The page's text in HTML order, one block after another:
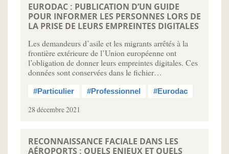
EURODAC : PUBLICATION D’UN GUIDE
POUR INFORMER LES PERSONNES LORS DE
LA PRISE DE LEURS EMPREINTES DIGITALES
Les demandeurs d’asile et les migrants arrêtés à la
frontière extérieure de l’Union européenne ont
l’obligation de donner leurs empreintes digitales. Ces
données sont conservées dans le fichier…
#Particulier #Professionnel #Eurodac
28 décembre 2021
RECONNAISSANCE FACIALE DANS LES
AÉROPORTS : QUELS ENJEUX ET QUELS